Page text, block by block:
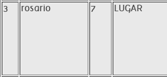
3 rosario 7 LUGAR